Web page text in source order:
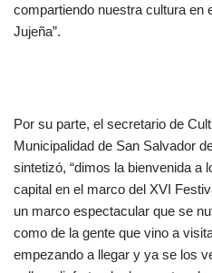
compartiendo nuestra cultura en
Jujeña”.
Por su parte, el secretario de
Municipalidad de San Salvador
sintetizó, “dimos la bienvenida a
capital en el marco del XVI
un marco espectacular que se
como de la gente que vino a
empezando a llegar y ya se los